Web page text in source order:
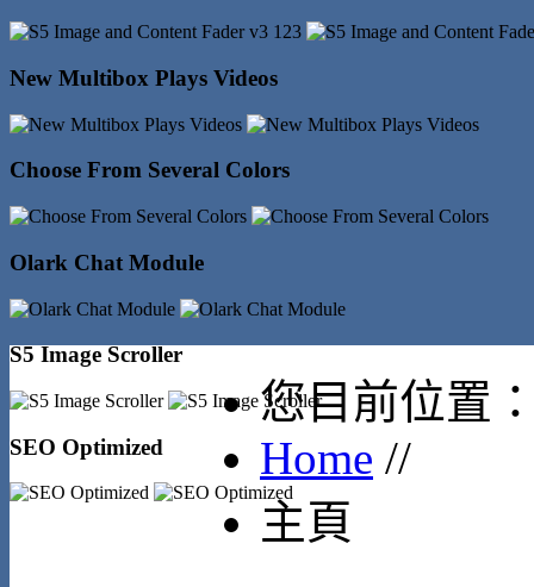
New Multibox Plays Videos
Choose From Several Colors
Olark Chat Module
S5 Image Scroller
SEO Optimized
您目前位置
Home //
主頁